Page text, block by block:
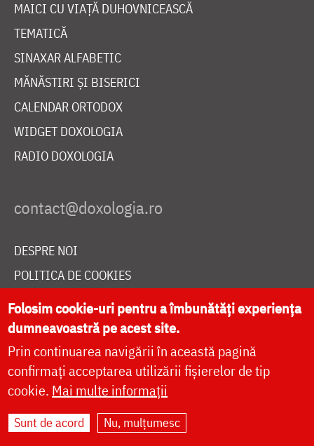
MAICI CU VIAȚĂ DUHOVNICEASCĂ
TEMATICĂ
SINAXAR ALFABETIC
MĂNĂSTIRI ȘI BISERICI
CALENDAR ORTODOX
WIDGET DOXOLOGIA
RADIO DOXOLOGIA
DESPRE NOI
POLITICA DE COOKIES
DONEAZĂ ONLINE PENTRU CATEDRALA NAȚIONALĂ
LIVE
Site dezvoltat deDOXOLOGIA MEDIA
Arhiepiscopia Iașilor | ©
Folosim cookie-uri pentru a îmbunătăți experiența
dumneavoastră pe acest site.
Prin continuarea navigării în această pagină
confirmați acceptarea utilizării fișierelor de tip
cookie. Mai multe informații
Sunt de acord Nu, mulțumesc